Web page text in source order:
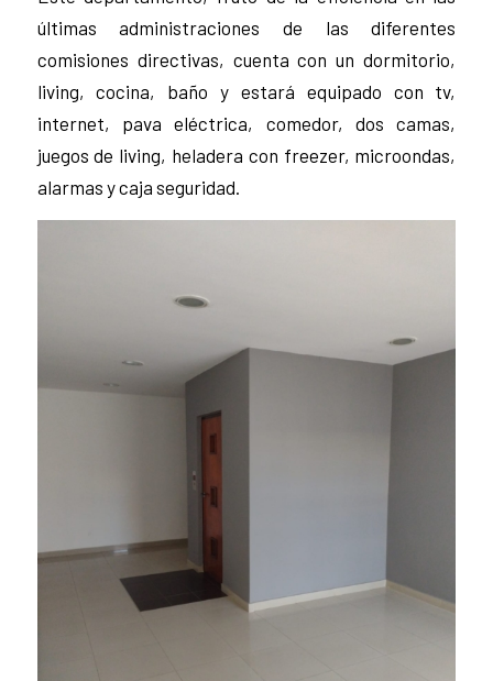
últimas administraciones de las diferentes
comisiones directivas, cuenta con un dormitorio,
living, cocina, baño y estará equipado con tv,
internet, pava eléctrica, comedor, dos camas,
juegos de living, heladera con freezer, microondas,
alarmas y caja seguridad.